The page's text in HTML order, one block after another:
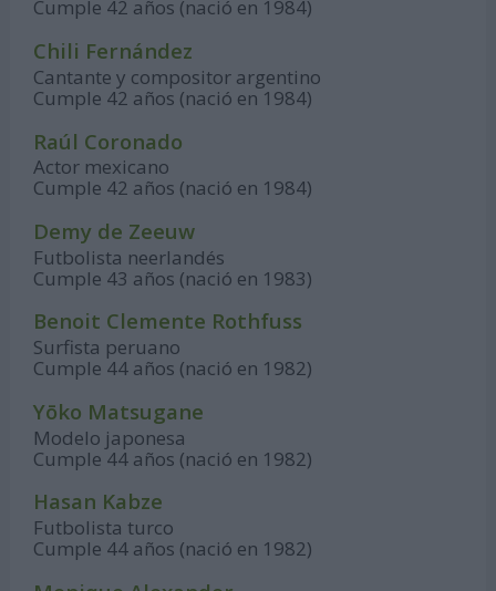
Cumple 42 años (nació en 1984)
Chili Fernández
Cantante y compositor argentino
Cumple 42 años (nació en 1984)
Raúl Coronado
Actor mexicano
Cumple 42 años (nació en 1984)
Demy de Zeeuw
Futbolista neerlandés
Cumple 43 años (nació en 1983)
Benoit Clemente Rothfuss
Surfista peruano
Cumple 44 años (nació en 1982)
Yōko Matsugane
Modelo japonesa
Cumple 44 años (nació en 1982)
Hasan Kabze
Futbolista turco
Cumple 44 años (nació en 1982)